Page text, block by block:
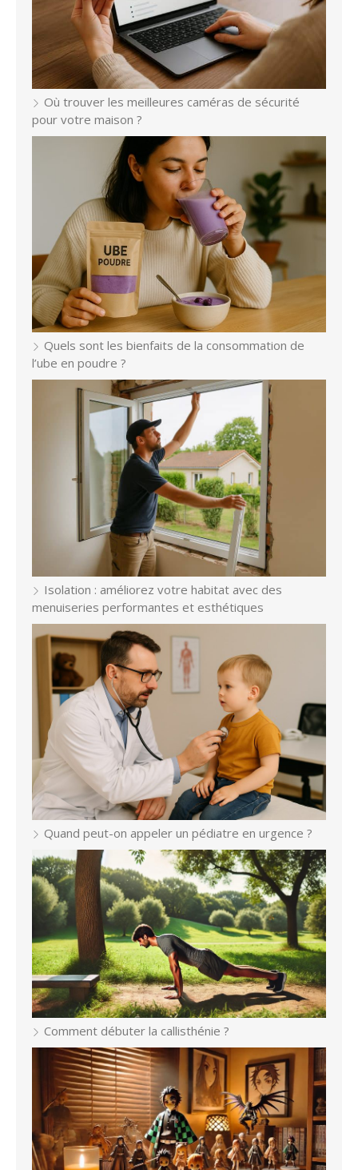
Où trouver les meilleures caméras de sécurité
pour votre maison ?
Quels sont les bienfaits de la consommation de
l’ube en poudre ?
Isolation : améliorez votre habitat avec des
menuiseries performantes et esthétiques
Quand peut-on appeler un pédiatre en urgence ?
Comment débuter la callisthénie ?